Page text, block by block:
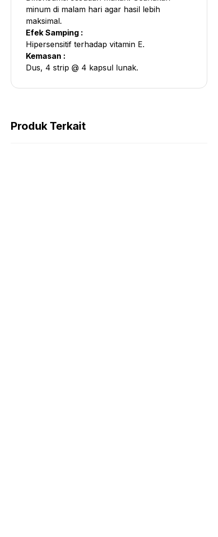
minum di malam hari agar hasil lebih
maksimal.
Efek Samping :
Hipersensitif terhadap vitamin E.
Kemasan :
Dus, 4 strip @ 4 kapsul lunak.
Produk Terkait